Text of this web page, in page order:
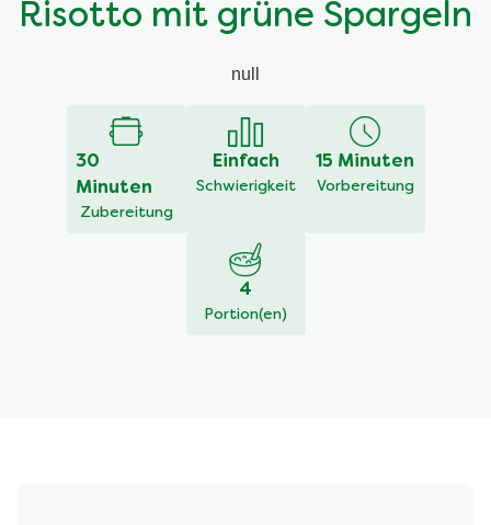
Risotto mit grüne Spargeln
null
30
Minuten
Zubereitung
Einfach
Schwierigkeit
15 Minuten
Vorbereitung
4
Portion(en)